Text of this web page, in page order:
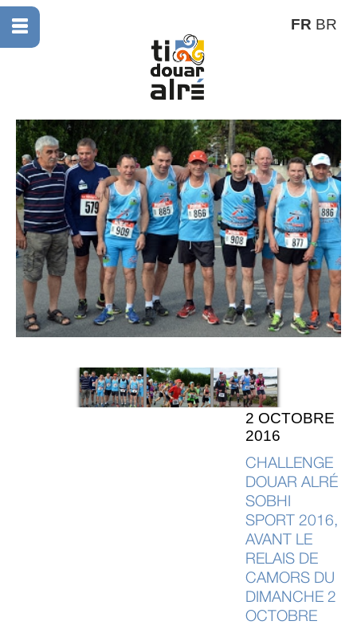
FR BR
2 OCTOBRE
2016
CHALLENGE
DOUAR ALRÉ
SOBHI
SPORT 2016,
AVANT LE
RELAIS DE
CAMORS DU
DIMANCHE 2
OCTOBRE